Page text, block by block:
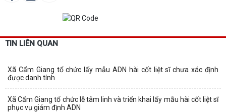
TIN LIÊN QUAN
Xã Cẩm Giang tổ chức lấy mẫu ADN hài cốt liệt sĩ chưa xác định
được danh tính
Xã Cẩm Giang tổ chức lễ tâm linh và triển khai lấy mẫu hài cốt liệt sĩ
phục vụ giám định ADN